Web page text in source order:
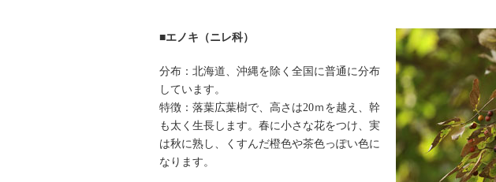
■エノキ（ニレ科）
分布：北海道、沖縄を除く全国に普通に分布
しています。
特徴：落葉広葉樹で、高さは20ｍを越え、幹
も太く生長します。春に小さな花をつけ、実
は秋に熟し、くすんだ橙色や茶色っぽい色に
なります。